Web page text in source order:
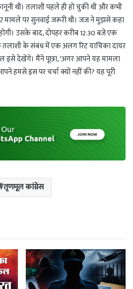
थी। तलाशी पहले ही हो चुकी थी और कभी
मामले पर सुनवाई जरूरी थी। जज ने मुझसे कहा
उसके बाद, दोपहर करीब 12.30 बजे एक
के संबंध में एक अलग रिट याचिका दायर
इसे देखेंगे। मैंने पूछा, ‘अगर आपने यह मामला
हमसे इस पर चर्चा क्यों नहीं की? यह पूरी
तृणमूल कांग्रेस